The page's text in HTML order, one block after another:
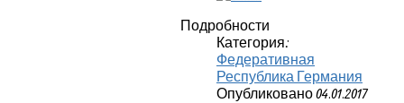
Подробности
Категория:
Федеративная
Республика Германия
Опубликовано 04.01.2017